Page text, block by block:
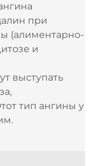
при
(алиментарно-
и
выступать
тип ангины у